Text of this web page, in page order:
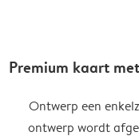
Premium kaart
Ontwerp een
ontwerp wordt